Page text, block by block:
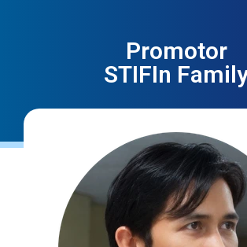
Promotor
STIFIn